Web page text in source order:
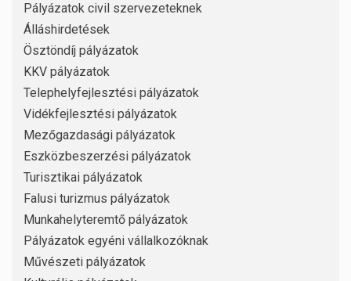
Pályázatok civil szervezeteknek
Álláshirdetések
Ösztöndíj pályázatok
KKV pályázatok
Telephelyfejlesztési pályázatok
Vidékfejlesztési pályázatok
Mezőgazdasági pályázatok
Eszközbeszerzési pályázatok
Turisztikai pályázatok
Falusi turizmus pályázatok
Munkahelyteremtő pályázatok
Pályázatok egyéni vállalkozóknak
Művészeti pályázatok